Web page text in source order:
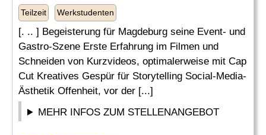
Teilzeit Werkstudenten
[. .. ] Begeisterung für Magdeburg seine Event- und
Gastro-Szene Erste Erfahrung im Filmen und
Schneiden von Kurzvideos, optimalerweise mit Cap
Cut Kreatives Gespür für Storytelling Social-Media-
Ästhetik Offenheit, vor der [...]
MEHR INFOS ZUM STELLENANGEBOT